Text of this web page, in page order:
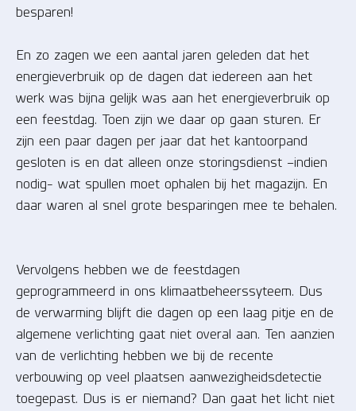
besparen!
En zo zagen we een aantal jaren geleden dat het
energieverbruik op de dagen dat iedereen aan het
werk was bijna gelijk was aan het energieverbruik op
een feestdag. Toen zijn we daar op gaan sturen. Er
zijn een paar dagen per jaar dat het kantoorpand
gesloten is en dat alleen onze storingsdienst –indien
nodig- wat spullen moet ophalen bij het magazijn. En
daar waren al snel grote besparingen mee te behalen.
Vervolgens hebben we de feestdagen
geprogrammeerd in ons klimaatbeheerssyteem. Dus
de verwarming blijft die dagen op een laag pitje en de
algemene verlichting gaat niet overal aan. Ten aanzien
van de verlichting hebben we bij de recente
verbouwing op veel plaatsen aanwezigheidsdetectie
toegepast. Dus is er niemand? Dan gaat het licht niet